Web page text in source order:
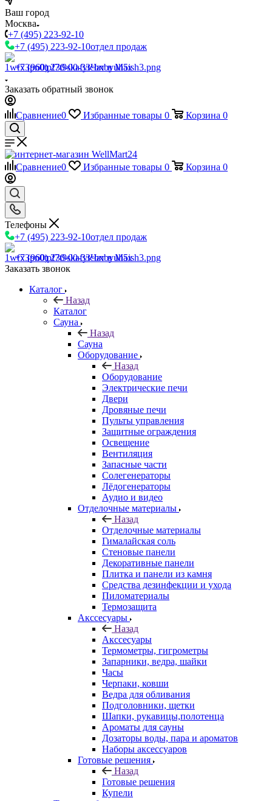
Ваш город
Москва
+7 (495) 223-92-10
+7 (495) 223-92-10отдел продаж
+7 (960) 230-00-33Чат в Max
Заказать обратный звонок
Сравнение0 Избранные товары 0 Корзина 0
Сравнение0 Избранные товары 0 Корзина 0
Телефоны
+7 (495) 223-92-10отдел продаж
+7 (960) 230-00-33Чат в Max
Заказать звонок
Каталог
Назад
Каталог
Сауна
Назад
Сауна
Оборудование
Назад
Оборудование
Электрические печи
Двери
Дровяные печи
Пульты управления
Защитные ограждения
Освещение
Вентиляция
Запасные части
Солегенераторы
Лёдогенераторы
Аудио и видео
Отделочные материалы
Назад
Отделочные материалы
Гималайская соль
Стеновые панели
Декоративные панели
Плитка и панели из камня
Средства дезинфекции и ухода
Пиломатериалы
Термозащита
Аксcесуары
Назад
Аксcесуары
Термометры, гигрометры
Запарники, ведра, шайки
Часы
Черпаки, ковши
Ведра для обливания
Подголовники, щетки
Шапки, рукавицы,полотенца
Ароматы для сауны
Дозаторы воды, пара и ароматов
Наборы аксессуаров
Готовые решения
Назад
Готовые решения
Купели